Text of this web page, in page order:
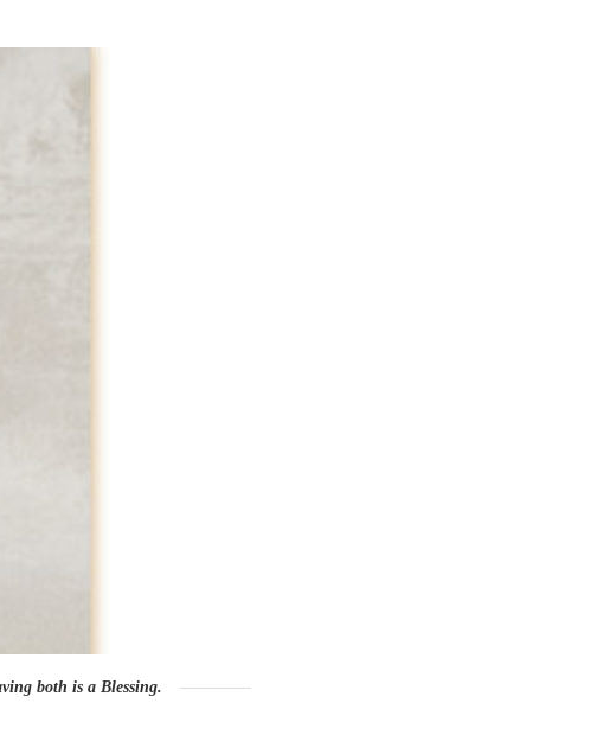
both is a Blessing.